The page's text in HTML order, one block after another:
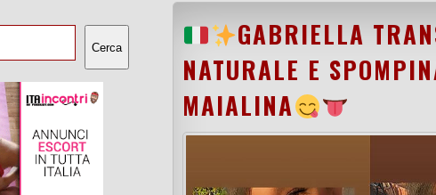
GABRIELLA
NATURALE E
MAIALINA
Cerca